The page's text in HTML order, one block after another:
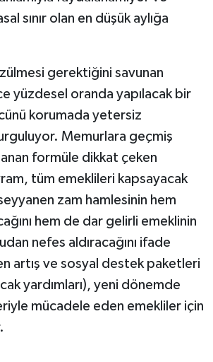
sınır olan en düşük aylığa
gerektiğini savunan
yüzdesel oranda yapılacak bir
korumada yetersiz
Memurlara geçmiş
formüle dikkat çeken
tüm emeklileri kapsayacak
zam hamlesinin hem
hem de dar gelirli emeklinin
nefes aldıracağını ifade
artış ve sosyal destek paketleri
yardımları), yeni dönemde
mücadele eden emekliler için